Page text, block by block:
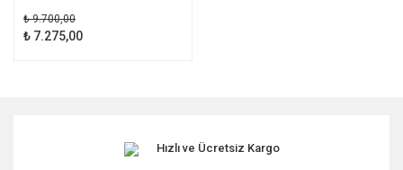
₺ 9.700,00
₺ 7.275,00
Hızlı ve Ücretsiz Kargo